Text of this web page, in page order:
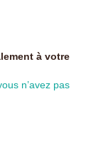
à votre
n’avez pas